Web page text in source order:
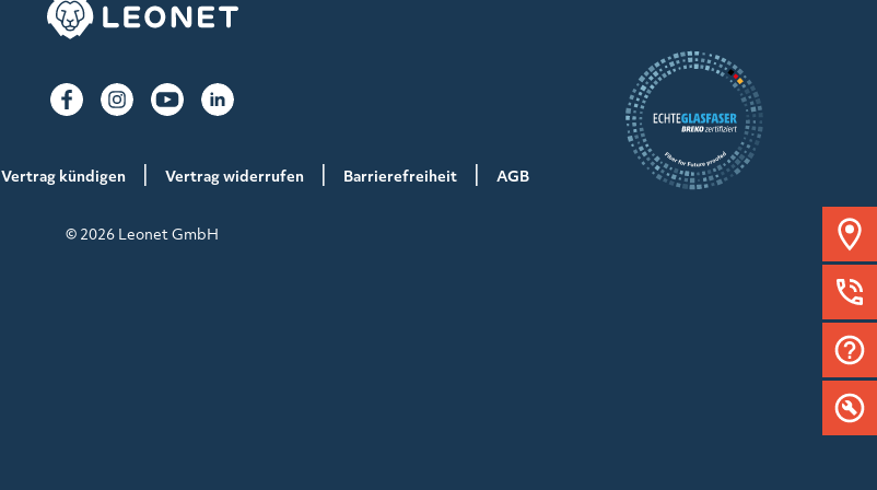
Vertrag kündigen Vertrag widerrufen Barrierefreiheit AGB
© 2026 Leonet GmbH